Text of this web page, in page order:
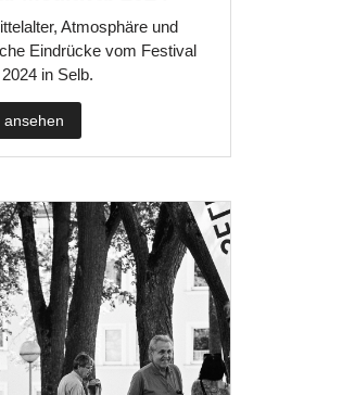
Atmosphäre und
Eindrücke vom Festival
in Selb.
ansehen